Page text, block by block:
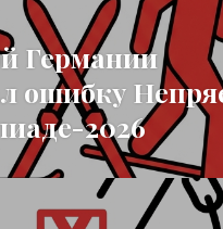
Германии
ошибку
2026